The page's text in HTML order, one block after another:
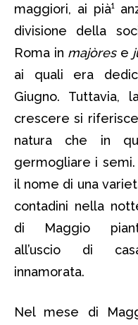
maggiori, ai pià¹
divisione della
Roma in majòrese
ai quali era
Giugno. Tuttavia,
crescere si
natura che in
germogliare i
il nome di una
contadini nella
di Maggio
all’uscio di
innamorata.
Nel mese di